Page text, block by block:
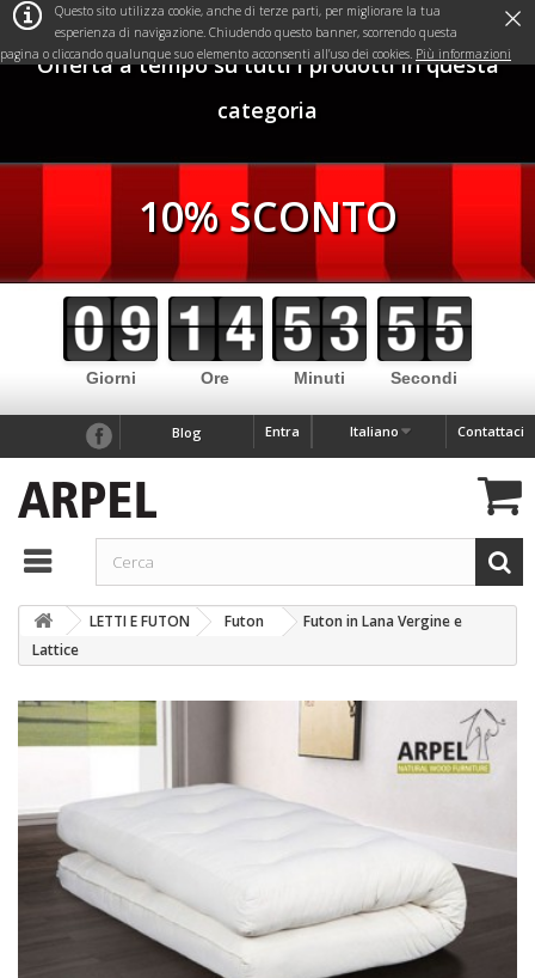
Offerta a tempo su tutti i prodotti in questa
categoria
10% SCONTO
Giorni Ore Minuti Secondi
Contattaci
Italiano
Entra
Blog
×
Questo sito utilizza cookie, anche di terze parti, per migliorare la tua
esperienza di navigazione. Chiudendo questo banner, scorrendo questa
pagina o cliccando qualunque suo elemento acconsenti all’uso dei cookies. Più informazioni
LETTI E FUTON Futon
Futon in Lana Vergine e
Lattice